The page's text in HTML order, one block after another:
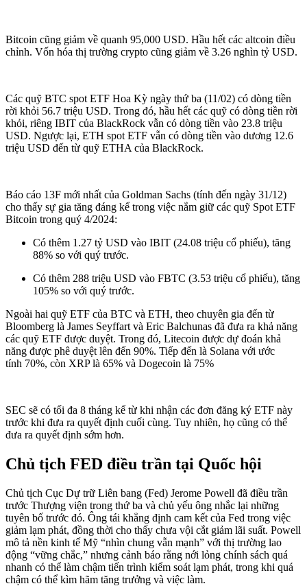
Bitcoin cũng giảm về quanh 95,000 USD. Hầu hết các altcoin điều
chỉnh. Vốn hóa thị trường crypto cũng giảm về 3.26 nghìn tỷ USD.
Các quỹ BTC spot ETF Hoa Kỳ ngày thứ ba (11/02) có dòng tiền
rời khỏi 56.7 triệu USD. Trong đó, hầu hết các quỹ có dòng tiền rời
khỏi, riêng IBIT của BlackRock vẫn có dòng tiền vào 23.8 triệu
USD. Ngược lại, ETH spot ETF vẫn có dòng tiền vào dương 12.6
triệu USD đến từ quỹ ETHA của BlackRock.
Báo cáo 13F mới nhất của Goldman Sachs (tính đến ngày 31/12)
cho thấy sự gia tăng đáng kể trong việc nắm giữ các quỹ Spot ETF
Bitcoin trong quý 4/2024:
Có thêm 1.27 tỷ USD vào IBIT (24.08 triệu cổ phiếu), tăng
88% so với quý trước.
Có thêm 288 triệu USD vào FBTC (3.53 triệu cổ phiếu), tăng
105% so với quý trước.
Ngoài hai quỹ ETF của BTC và ETH, theo chuyên gia đến từ
Bloomberg là James Seyffart và Eric Balchunas đã đưa ra khả năng
các quỹ ETF được duyệt. Trong đó, Litecoin được dự đoán khả
năng được phê duyệt lên đến 90%. Tiếp đến là Solana với ước
tính 70%, còn XRP là 65% và Dogecoin là 75%
SEC sẽ có tối đa 8 tháng kể từ khi nhận các đơn đăng ký ETF này
trước khi đưa ra quyết định cuối cùng. Tuy nhiên, họ cũng có thể
đưa ra quyết định sớm hơn.
Chủ tịch FED điều trần tại Quốc hội
Chủ tịch Cục Dự trữ Liên bang (Fed) Jerome Powell đã điều trần
trước Thượng viện trong thứ ba và chủ yếu ông nhắc lại những
tuyên bố trước đó. Ông tái khẳng định cam kết của Fed trong việc
giảm lạm phát, đồng thời cho thấy chưa vội cắt giảm lãi suất. Powell
mô tả nền kinh tế Mỹ “nhìn chung vẫn mạnh” với thị trường lao
động “vững chắc,” nhưng cảnh báo rằng nới lỏng chính sách quá
nhanh có thể làm chậm tiến trình kiểm soát lạm phát, trong khi quá
chậm có thể kìm hãm tăng trưởng và việc làm.